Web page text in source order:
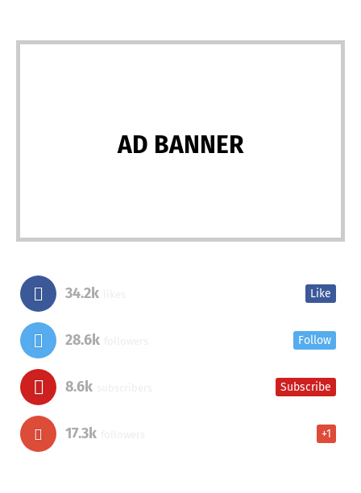
AD BANNER
34.2k Like
28.6k Follow
8.6k Subscribe
17.3k +1